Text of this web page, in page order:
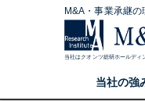
M&A・事業承継の
当社はクオンツ総研ホールディ
当社の強